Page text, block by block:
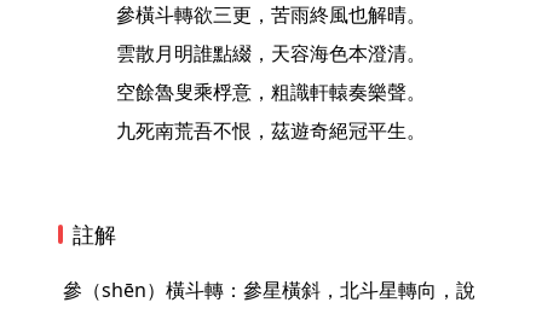
參橫斗轉欲三更，苦雨終風也解晴。
雲散月明誰點綴，天容海色本澄清。
空餘魯叟乘桴意，粗識軒轅奏樂聲。
九死南荒吾不恨，茲遊奇絕冠平生。
註解